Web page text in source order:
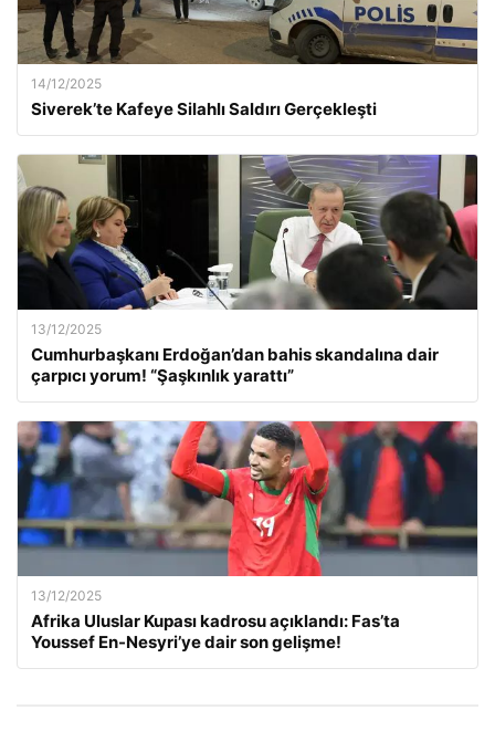
14/12/2025
Siverek’te Kafeye Silahlı Saldırı Gerçekleşti
13/12/2025
Cumhurbaşkanı Erdoğan’dan bahis skandalına dair
çarpıcı yorum! “Şaşkınlık yarattı”
13/12/2025
Afrika Uluslar Kupası kadrosu açıklandı: Fas’ta
Youssef En-Nesyri’ye dair son gelişme!